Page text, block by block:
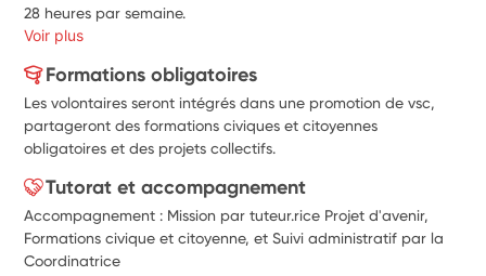
Voir plus
Formations obligatoires
Les volontaires seront intégrés dans une promotion de vsc,
partageront des formations civiques et citoyennes
obligatoires et des projets collectifs.
Tutorat et accompagnement
Accompagnement : Mission par tuteur.rice Projet d'avenir,
Formations civique et citoyenne, et Suivi administratif par la
Coordinatrice